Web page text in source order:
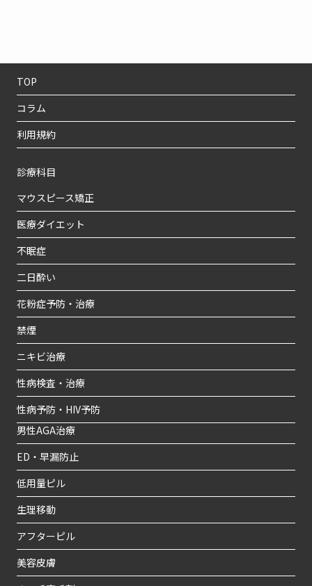
TOP
コラム
利用規約
診療科目
マウスピース矯正
医療ダイエット
不眠症
二日酔い
花粉症予防・治療
禁煙
ニキビ治療
性病検査・治療
性病予防・HIV予防
男性AGA治療
ED・早漏防止
低用量ピル
生理移動
アフターピル
美容皮膚